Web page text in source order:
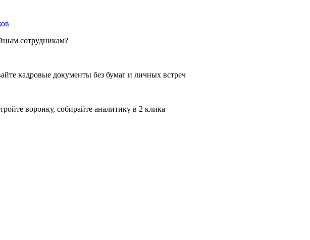
сотрудникам?
кадровые документы без бумаг и личных встреч
воронку, собирайте аналитику в 2 клика